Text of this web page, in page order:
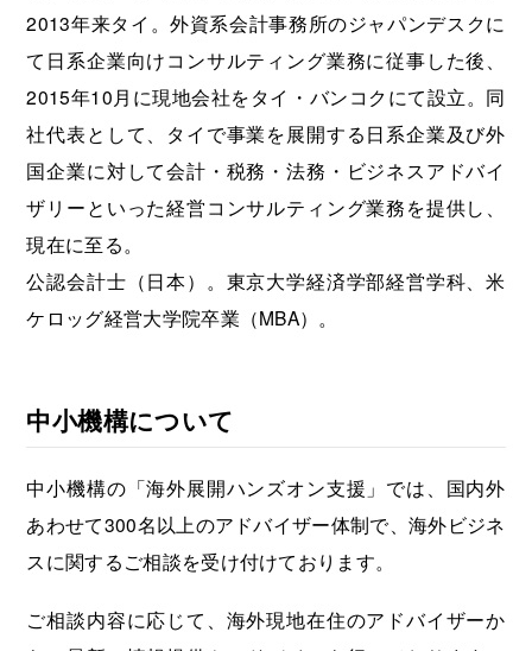
2013年来タイ。外資系会計事務所のジャパンデスクに
て日系企業向けコンサルティング業務に従事した後、
2015年10月に現地会社をタイ・バンコクにて設立。同
社代表として、タイで事業を展開する日系企業及び外
国企業に対して会計・税務・法務・ビジネスアドバイ
ザリーといった経営コンサルティング業務を提供し、
現在に至る。
公認会計士（日本）。東京大学経済学部経営学科、米
ケロッグ経営大学院卒業（MBA）。
中小機構について
中小機構の「海外展開ハンズオン支援」では、国内外
あわせて300名以上のアドバイザー体制で、海外ビジネ
スに関するご相談を受け付けております。
ご相談内容に応じて、海外現地在住のアドバイザーか